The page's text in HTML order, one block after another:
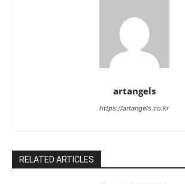
artangels
https://artangels.co.kr
RELATED ARTICLES